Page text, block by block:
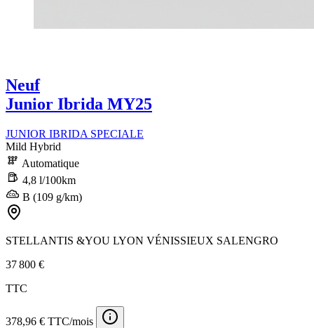
Neuf
Junior Ibrida MY25
JUNIOR IBRIDA SPECIALE
Mild Hybrid
Automatique
4,8 l/100km
B (109 g/km)
STELLANTIS &YOU LYON VÉNISSIEUX SALENGRO
37 800 €
TTC
378,96 € TTC/mois